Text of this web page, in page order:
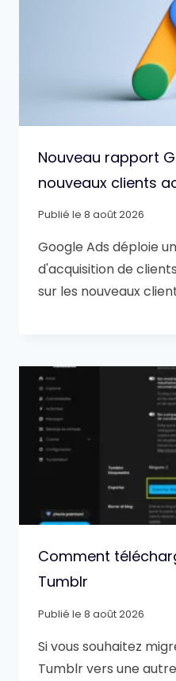
Nouveau rapport
nouveaux clients
Publié le 8 août 2026
Google Ads déploie
d'acquisition de
sur les nouveaux
Comment
Tumblr
Publié le 8 août 2026
Si vous souhaitez
Tumblr vers une